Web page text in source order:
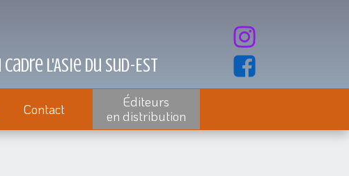
l'Asie du Sud-Est
Contact
Éditeurs
en distribution